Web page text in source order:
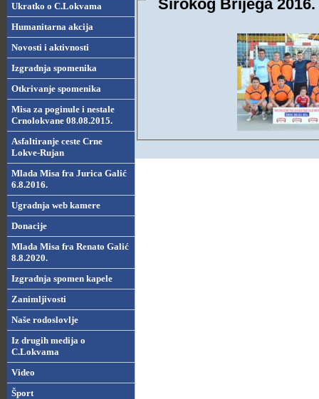
Ukratko o C.Lokvama
Humanitarna akcija
Novosti i aktivnosti
Izgradnja spomenika
Otkrivanje spomenika
Misa za poginule i nestale
Crnolokvane 08.08.2015.
Asfaltiranje ceste Crne
Lokve-Rujan
Mlada Misa fra Jurica Galić
6.8.2016.
Ugradnja web kamere
Donacije
Mlada Misa fra Renato Galić
8.8.2020.
Izgradnja spomen kapele
Zanimljivosti
Naše rodoslovlje
Iz drugih medija o
C.Lokvama
Video
Šport
Širokog Brijega